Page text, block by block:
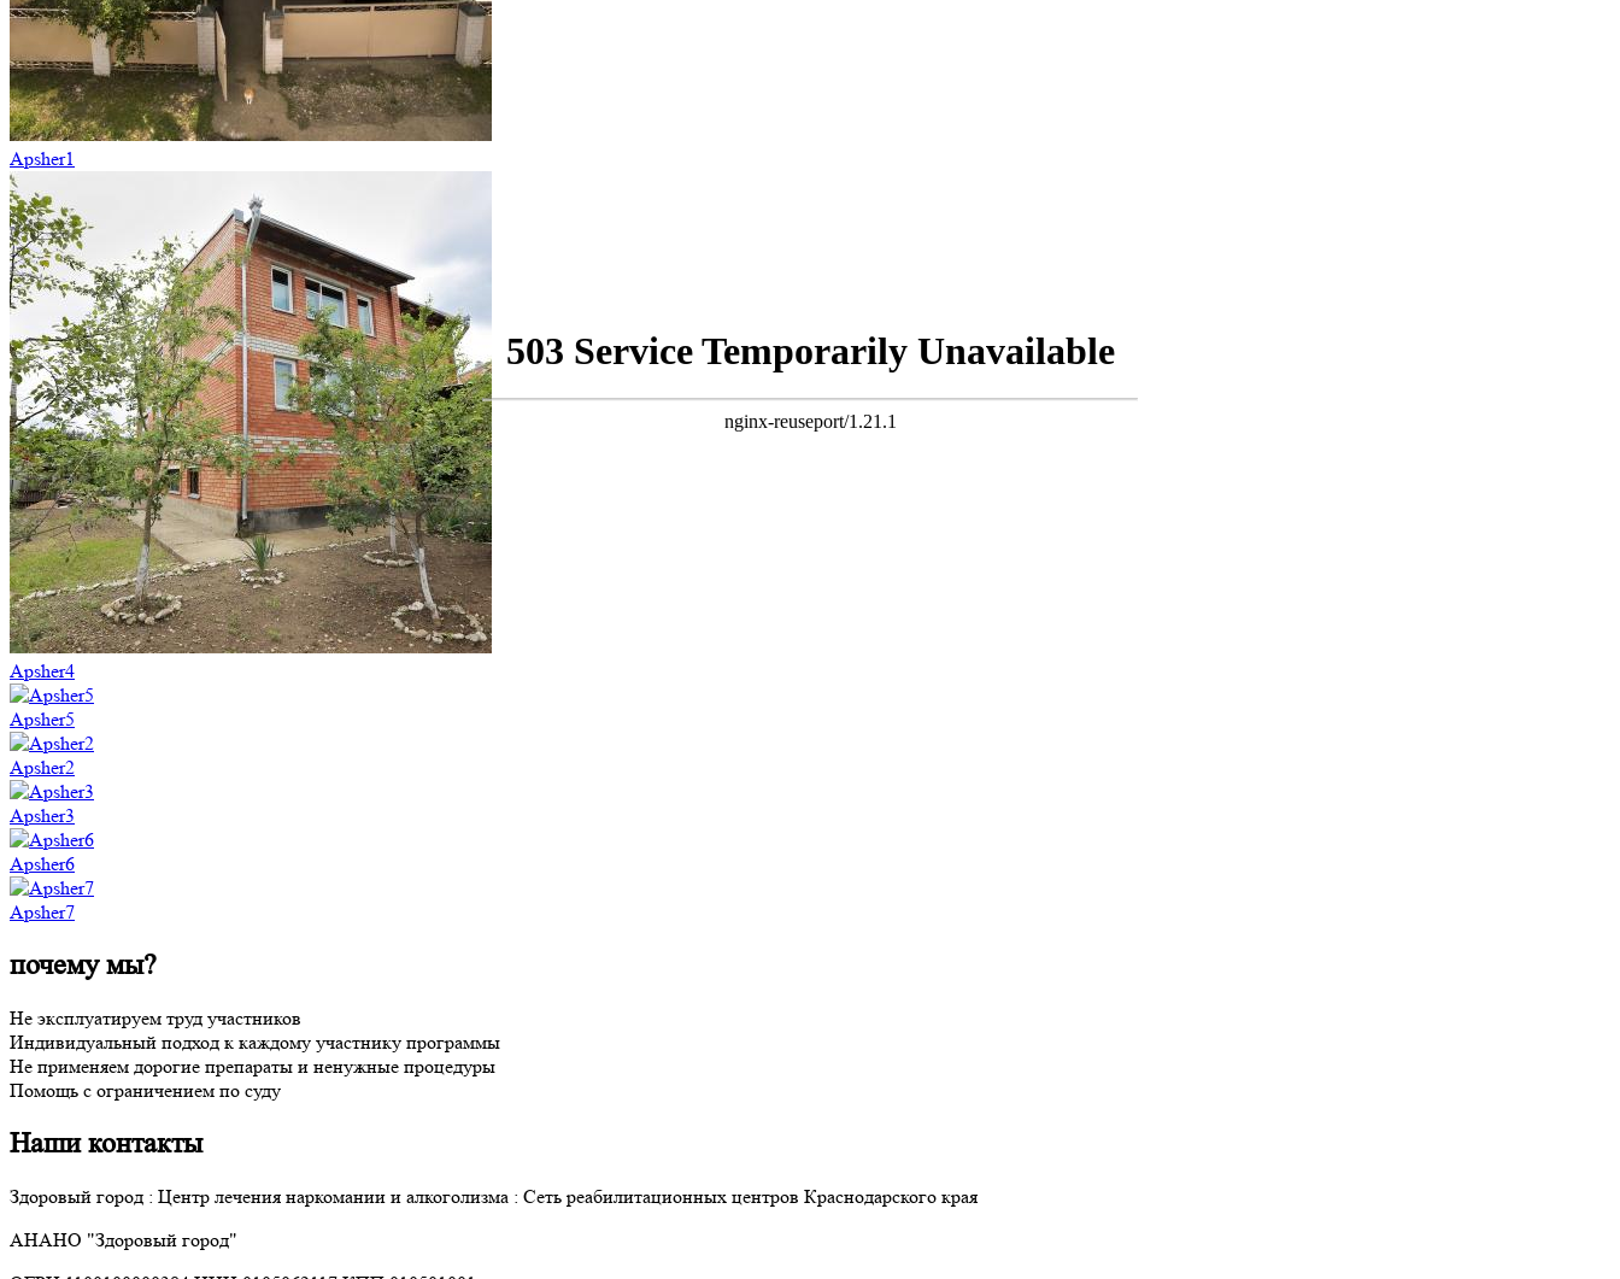
Apsher1
Apsher4
Apsher5
Apsher2
Apsher3
Apsher6
Apsher7
почему мы?
Не эксплуатируем труд участников
Индивидуальный подход к каждому участнику программы
Не применяем дорогие препараты и ненужные процедуры
Помощь с ограничением по суду
Наши контакты
Здоровый город : Центр лечения наркомании и алкоголизма : Сеть реабилитационных центров Краснодарского края
АНАНО "Здоровый город"